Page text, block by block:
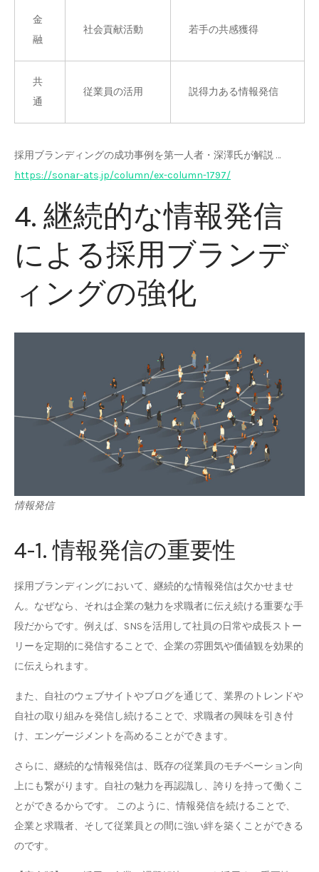
金
融
社会貢献活動 若手の共感獲得
共
通
従業員の活用 説得力ある情報発信
採用ブランディングの成功事例を第一人者・深澤氏が解説 …
https://sonar-ats.jp/column/ex-column-1797/
4. 継続的な情報発信
による採用ブランデ
ィングの強化
情報発信
4-1. 情報発信の重要性
採用ブランディングにおいて、継続的な情報発信は欠かせませ
ん。なぜなら、それは企業の魅力を求職者に伝え続ける重要な手
段だからです。例えば、SNSを活用して社員の日常や成長ストー
リーを定期的に発信することで、企業の雰囲気や価値観を効果的
に伝えられます。
また、自社のウェブサイトやブログを通じて、業界のトレンドや
自社の取り組みを発信し続けることで、求職者の興味を引き付
け、エンゲージメントを高めることができます。
さらに、継続的な情報発信は、既存の従業員のモチベーション向
上にも繋がります。自社の魅力を再認識し、誇りを持って働くこ
とができるからです。 このように、情報発信を続けることで、
企業と求職者、そして従業員との間に強い絆を築くことができる
のです。